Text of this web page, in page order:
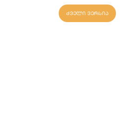
ძველი ვერსია